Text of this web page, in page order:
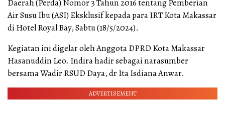
Daerah (Perda) Nomor 3 Tahun 2016 tentang Pemberian
Air Susu Ibu (ASI) Eksklusif kepada para IRT Kota Makassar
di Hotel Royal Bay, Sabtu (18/5/2024).
Kegiatan ini digelar oleh Anggota DPRD Kota Makassar
Hasanuddin Leo. Indira hadir sebagai narasumber
bersama Wadir RSUD Daya, dr Ita Isdiana Anwar.
ADVERTISEMENT